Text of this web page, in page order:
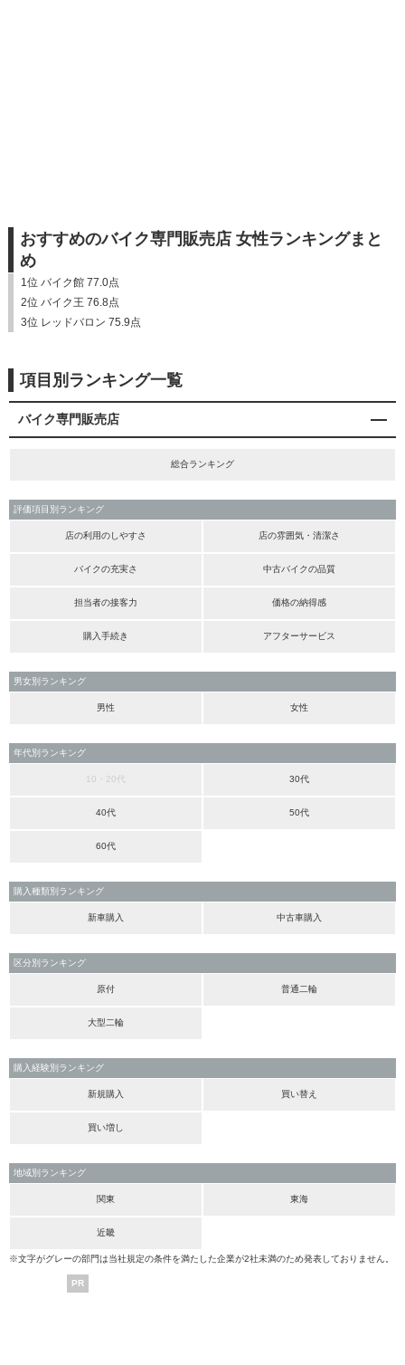
おすすめのバイク専門販売店 女性ランキングまと
め
1位 バイク館 77.0点
2位 バイク王 76.8点
3位 レッドバロン 75.9点
項目別ランキング一覧
バイク専門販売店
総合ランキング
評価項目別ランキング
店の利用のしやすさ 店の雰囲気・清潔さ
バイクの充実さ 中古バイクの品質
担当者の接客力 価格の納得感
購入手続き アフターサービス
男女別ランキング
男性 女性
年代別ランキング
10・20代 30代
40代 50代
60代
購入種類別ランキング
新車購入 中古車購入
区分別ランキング
原付 普通二輪
大型二輪
購入経験別ランキング
新規購入 買い替え
買い増し
地域別ランキング
関東 東海
近畿
※文字がグレーの部門は当社規定の条件を満たした企業が2社未満のため発表しておりません。
PR